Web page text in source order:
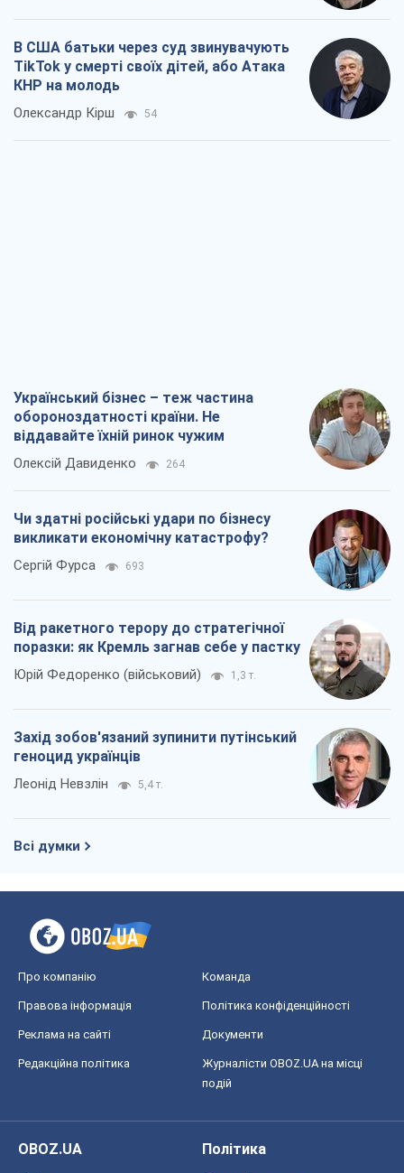
В США батьки через суд звинувачують
TikTok у смерті своїх дітей, або Атака
КНР на молодь
Олександр Кірш 54
Український бізнес – теж частина
обороноздатності країни. Не
віддавайте їхній ринок чужим
Олексій Давиденко 264
Чи здатні російські удари по бізнесу
викликати економічну катастрофу?
Сергій Фурса 693
Від ракетного терору до стратегічної
поразки: як Кремль загнав себе у пастку
Юрій Федоренко (військовий) 1,3 т.
Захід зобов'язаний зупинити путінський
геноцид українців
Леонід Невзлін 5,4 т.
Всі думки
Про компанію Команда
Правова інформація Політика конфіденційності
Реклама на сайті Документи
Редакційна політика
Журналісти OBOZ.UA на місці
подій
OBOZ.UA
Політика